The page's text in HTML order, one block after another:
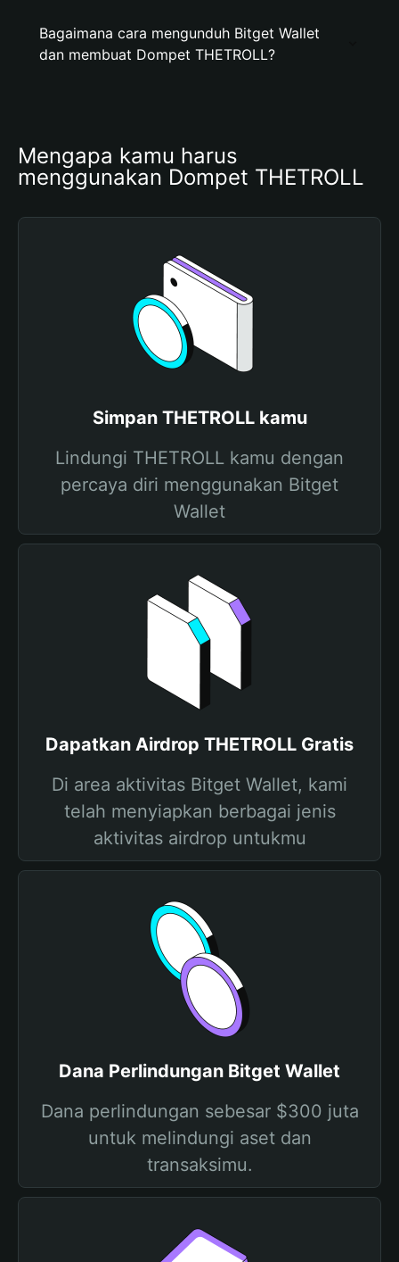
Bagaimana cara mengunduh Bitget Wallet
dan membuat Dompet THETROLL?
Mengapa kamu harus
menggunakan Dompet THETROLL
Simpan THETROLL kamu
Lindungi THETROLL kamu dengan
percaya diri menggunakan Bitget
Wallet
Dapatkan Airdrop THETROLL Gratis
Di area aktivitas Bitget Wallet, kami
telah menyiapkan berbagai jenis
aktivitas airdrop untukmu
Dana Perlindungan Bitget Wallet
Dana perlindungan sebesar $300 juta
untuk melindungi aset dan
transaksimu.